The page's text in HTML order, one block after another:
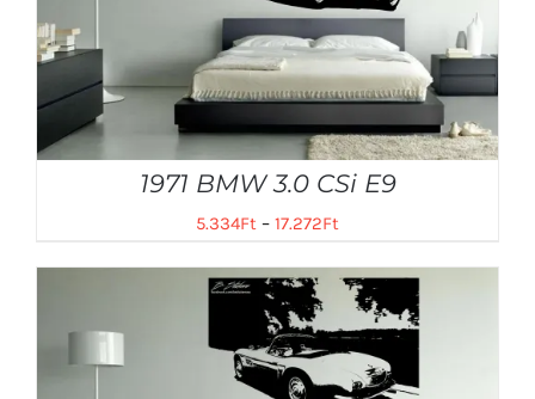
1971 BMW 3.0 CSi E9
5.334Ft – 17.272Ft